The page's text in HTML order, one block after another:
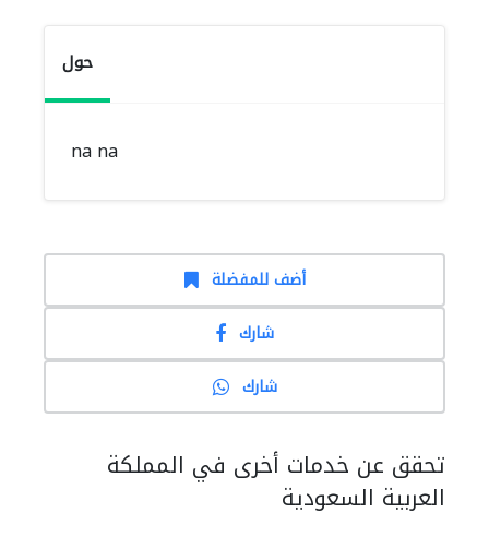
حول
na na
أضف للمفضلة
شارك
شارك
تحقق عن خدمات أخرى في المملكة
العربية السعودية